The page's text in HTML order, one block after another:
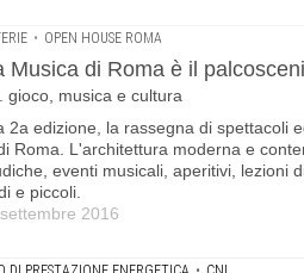
• OPEN HOUSE ROMA
Musica di Roma è il
gioco, musica e cultura
2a edizione, la rassegna di spettacoli
Roma. L'architettura moderna e
eventi musicali, aperitivi, lezioni
e piccoli.
2016